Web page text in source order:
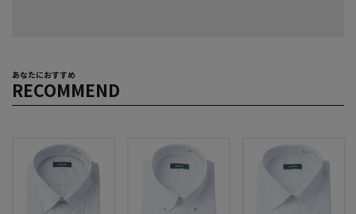
あなたにおすすめ
RECOMMEND